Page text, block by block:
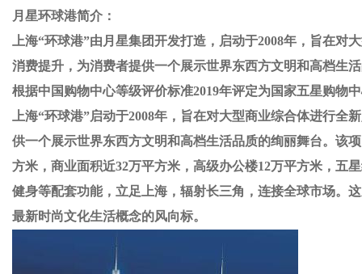
月星环球港简介：
上海“环球港”由月星集团开发打造，启动于2008年，旨在
消费提升，为消费者提供一个展示世界东西方文明和高档生活品
根据中国购物中心等级评价标准2019年评定为国家五星购物中
上海“环球港”启动于2008年，旨在对大型商业综合体进行全新
供一个展示世界东西方文明和高档生活品质的绚丽舞台。该项
方米，商业面积近32万平方米，高级办公楼12万平方米，五
健身等配套功能，立足上海，辐射长三角，连接全球市场
最新时尚文化生活概念的风向标。